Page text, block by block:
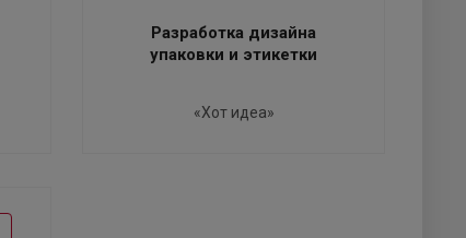
Разработка дизайна
упаковки и этикетки
«Хот идеа»